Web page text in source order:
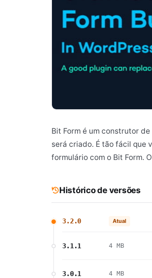
Bit Form é um construtor
será criado. É tão fácil que
formulário com o Bit Form.
Histórico de versões
3.2.0 Atual
3.1.1 4 MB
3.0.1 4 MB